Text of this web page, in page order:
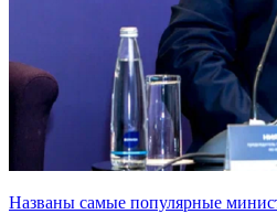
Названы самые популярные